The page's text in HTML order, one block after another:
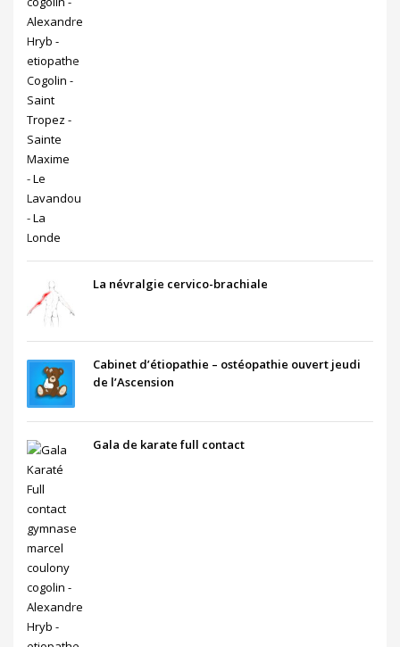
La névralgie cervico-brachiale
Cabinet d’étiopathie – ostéopathie ouvert jeudi
de l’Ascension
Gala de karate full contact